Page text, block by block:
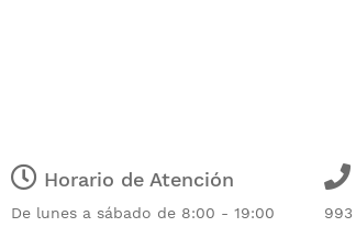
Horario de Atención
De lunes a sábado de 8:00 - 19:00